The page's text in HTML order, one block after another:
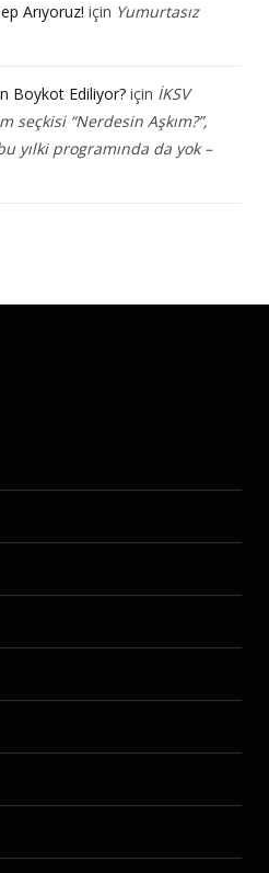
Arıyoruz! için Yumurtasız
Boykot Ediliyor? için İKSV
seçkisi “Nerdesin Aşkım?”,
yılki programında da yok –